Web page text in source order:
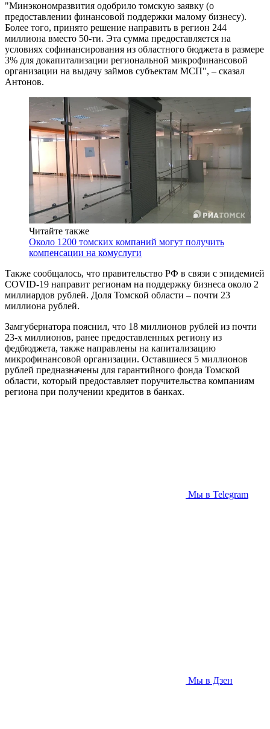
"Минэкономразвития одобрило томскую заявку (о
предоставлении финансовой поддержки малому бизнесу).
Более того, принято решение направить в регион 244
миллиона вместо 50-ти. Эта сумма предоставляется на
условиях софинансирования из областного бюджета в размере
3% для докапитализации региональной микрофинансовой
организации на выдачу займов субъектам МСП", – сказал
Антонов.
Читайте также
Около 1200 томских компаний могут получить
компенсации на комуслуги
Также сообщалось, что правительство РФ в связи с эпидемией
COVID-19 направит регионам на поддержку бизнеса около 2
миллиардов рублей. Доля Томской области – почти 23
миллиона рублей.
Замгубернатора пояснил, что 18 миллионов рублей из почти
23-х миллионов, ранее предоставленных региону из
федбюджета, также направлены на капитализацию
микрофинансовой организации. Оставшиеся 5 миллионов
рублей предназначены для гарантийного фонда Томской
области, который предоставляет поручительства компаниям
региона при получении кредитов в банках.
Мы в Telegram
Мы в Дзен